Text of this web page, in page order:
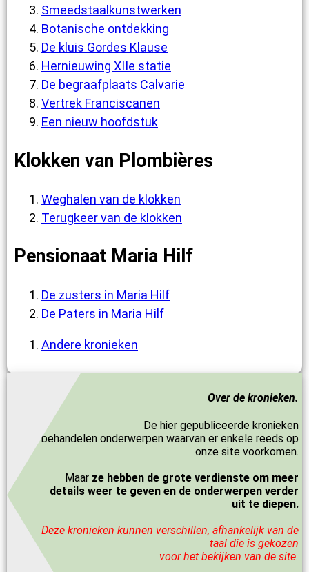
Smeedstaalkunstwerken
Botanische ontdekking
De kluis Gordes Klause
Hernieuwing XIIe statie
De begraafplaats Calvarie
Vertrek Franciscanen
Een nieuw hoofdstuk
Klokken van Plombières
Weghalen van de klokken
Terugkeer van de klokken
Pensionaat Maria Hilf
De zusters in Maria Hilf
De Paters in Maria Hilf
Andere kronieken
Over de kronieken.
De hier gepubliceerde kronieken
behandelen onderwerpen waarvan er enkele reeds op
onze site voorkomen.
Maar ze hebben de grote verdienste om meer
details weer te geven en de onderwerpen verder
uit te diepen.
Deze kronieken kunnen verschillen, afhankelijk van de
taal die is gekozen
voor het bekijken van de site.